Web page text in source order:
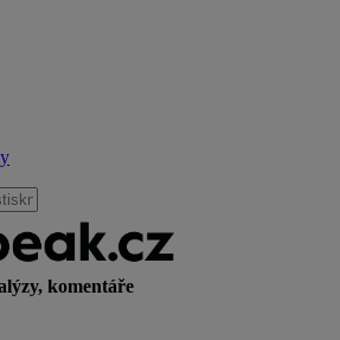
komentáře